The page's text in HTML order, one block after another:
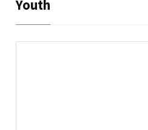
Youth